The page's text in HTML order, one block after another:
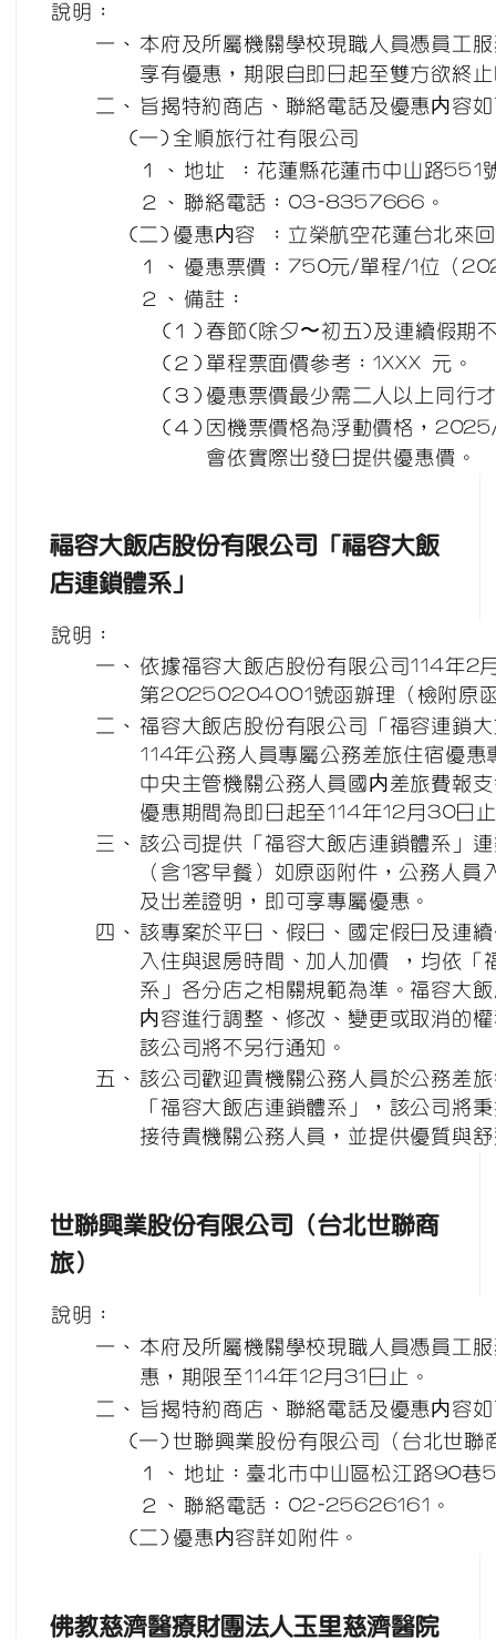
說明：
一、 本府及所屬機關學校現職人員憑員工
享有優惠，期限自即日起至雙方欲終
二、
旨揭特約商店、聯絡電話及優惠内容
(一) 全順旅行社有限公司
１、 地址 ：花蓮縣花蓮市中山路551
２、
聯絡電話：03-8357666。
(二) 優惠内容 ：立榮航空花蓮台北來
１、 優惠票價：750元/單程/1位（
２、 備註：
(１) 春節(除夕〜初五)及連續假期
(２) 單程票面價參考：1XXX 元。
(３) 優惠票價最少需二人以上同行
(４) 因機票價格為浮動價格，
會依實際出發日提供優惠價。
福容大飯店股份有限公司「福容大飯
店連鎖體系」
說明：
一、 依據福容大飯店股份有限公司114年2
第20250204001號函辦理（檢附原
二、 福容大飯店股份有限公司「福容連鎖
114年公務人員專屬公務差旅住宿優惠
中央主管機關公務人員國内差旅費報
優惠期間為即日起至114年12月30日
三、 該公司提供「福容大飯店連鎖體系」
（含1客早餐）如原函附件，公務人員
及出差證明，即可享專屬優惠。
四、 該專案於平日、假日、國定假日及連
入住與退房時間、加人加價 ，均依「
系」各分店之相關規範為準。福容大
内容進行調整、修改、變更或取消的
該公司將不另行通知。
五、 該公司歡迎貴機關公務人員於公務差
「福容大飯店連鎖體系」，該公司將
接待貴機關公務人員，並提供優質與
世聯興業股份有限公司（台北世聯商
旅）
說明：
一、 本府及所屬機關學校現職人員憑員工
惠，期限至114年12月31日止。
二、
旨揭特約商店、聯絡電話及優惠内容
(一) 世聯興業股份有限公司（台北世聯
１、 地址：臺北市中山區松江路90巷
２、
聯絡電話：02-25626161。
(二) 優惠内容詳如附件。
佛教慈濟醫療財團法人玉里慈濟醫院